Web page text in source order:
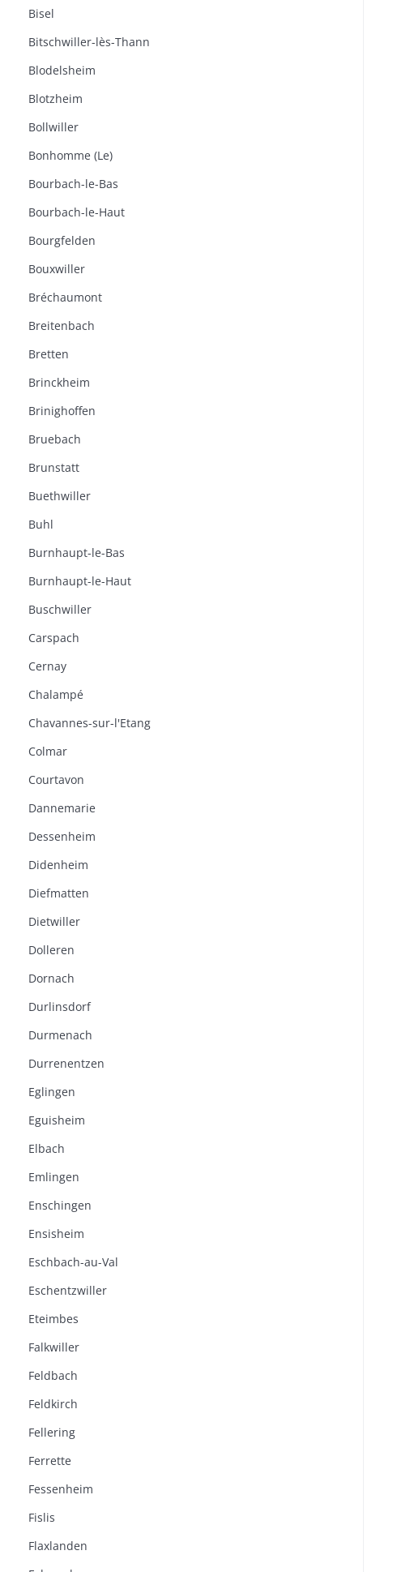
Bisel
Bitschwiller-lès-Thann
Blodelsheim
Blotzheim
Bollwiller
Bonhomme (Le)
Bourbach-le-Bas
Bourbach-le-Haut
Bourgfelden
Bouxwiller
Bréchaumont
Breitenbach
Bretten
Brinckheim
Brinighoffen
Bruebach
Brunstatt
Buethwiller
Buhl
Burnhaupt-le-Bas
Burnhaupt-le-Haut
Buschwiller
Carspach
Cernay
Chalampé
Chavannes-sur-l'Etang
Colmar
Courtavon
Dannemarie
Dessenheim
Didenheim
Diefmatten
Dietwiller
Dolleren
Dornach
Durlinsdorf
Durmenach
Durrenentzen
Eglingen
Eguisheim
Elbach
Emlingen
Enschingen
Ensisheim
Eschbach-au-Val
Eschentzwiller
Eteimbes
Falkwiller
Feldbach
Feldkirch
Fellering
Ferrette
Fessenheim
Fislis
Flaxlanden